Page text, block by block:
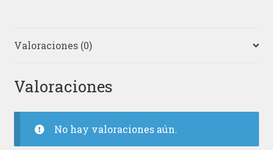
Valoraciones (0)
Valoraciones
No hay valoraciones aún.